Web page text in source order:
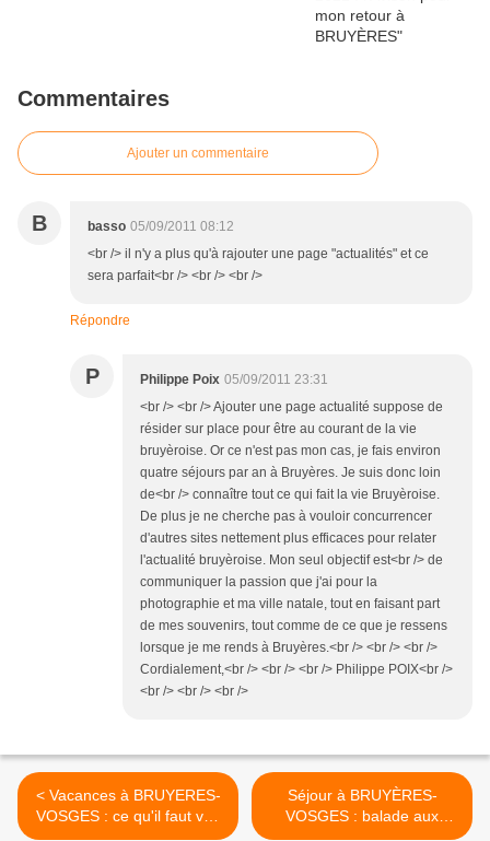
Commentaires
Ajouter un commentaire
B basso 05/09/2011 08:12
<br /> il n'y a plus qu'à rajouter une page "actualités" et ce
sera parfait<br /> <br /> <br />
Répondre
P Philippe Poix 05/09/2011 23:31
<br /> <br /> Ajouter une page actualité suppose de
résider sur place pour être au courant de la vie
bruyèroise. Or ce n'est pas mon cas, je fais environ
quatre séjours par an à Bruyères. Je suis donc loin
de<br /> connaître tout ce qui fait la vie Bruyèroise.
De plus je ne cherche pas à vouloir concurrencer
d'autres sites nettement plus efficaces pour relater
l'actualité bruyèroise. Mon seul objectif est<br /> de
communiquer la passion que j'ai pour la
photographie et ma ville natale, tout en faisant part
de mes souvenirs, tout comme de ce que je ressens
lorsque je me rends à Bruyères.<br /> <br /> <br />
Cordialement,<br /> <br /> <br /> Philippe POIX<br />
<br /> <br /> <br />
< Vacances à BRUYERES-
VOSGES : ce qu'il faut voir
à BRUYERES
Séjour à BRUYÈRES-
VOSGES : balade aux
Cascades de Tendon >